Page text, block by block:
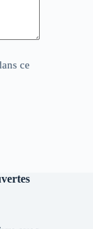
ce